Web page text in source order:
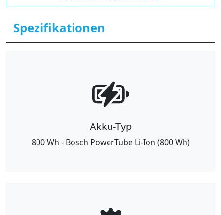
Spezifikationen
Akku-Typ
800 Wh - Bosch PowerTube Li-Ion (800 Wh)